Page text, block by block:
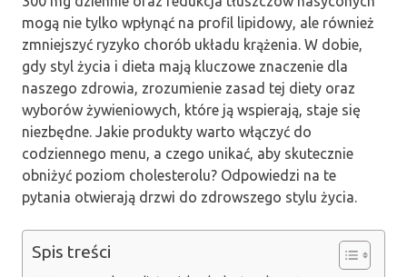
mogą nie tylko wpłynąć na profil lipidowy, ale również
zmniejszyć ryzyko chorób układu krążenia. W dobie,
gdy styl życia i dieta mają kluczowe znaczenie dla
naszego zdrowia, zrozumienie zasad tej diety oraz
wyborów żywieniowych, które ją wspierają, staje się
niezbędne. Jakie produkty warto włączyć do
codziennego menu, a czego unikać, aby skutecznie
obniżyć poziom cholesterolu? Odpowiedzi na te
pytania otwierają drzwi do zdrowszego stylu życia.
Spis treści